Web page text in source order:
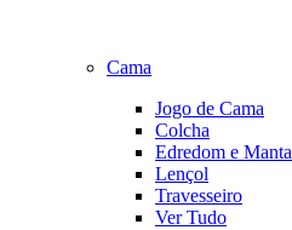
Cama
Jogo de Cama
Colcha
Edredom e Manta
Lençol
Travesseiro
Ver Tudo